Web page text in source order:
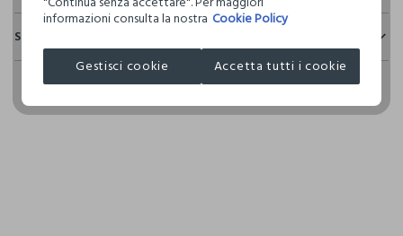
Sicurezza
Il 100% dei nostri articoli viene sottoposto a test chimico-
fisici, per verificarne il rispetto dei limiti che abbiamo
definito per l’uso di sostanze chimiche, talvolta anche più
internazionale.
Spedizione e resi
Hai fino a 30 giorni dalla consegna del tuo ordine online per
cambiare idea e restituire i prodotti che hai acquistato.
informazioni consulta la nostra Cookie Policy
Gestisci cookie Accetta tutti i cookie